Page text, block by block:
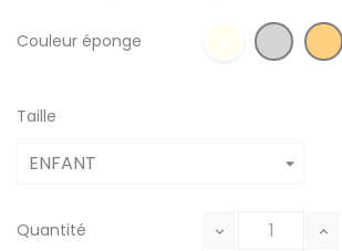
Couleur éponge
Taille
Quantité